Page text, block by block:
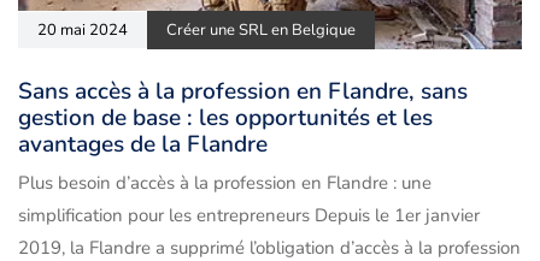
20 mai 2024 Créer une SRL en Belgique
Sans accès à la profession en Flandre, sans
gestion de base : les opportunités et les
avantages de la Flandre
Plus besoin d’accès à la profession en Flandre : une
simplification pour les entrepreneurs Depuis le 1er janvier
2019, la Flandre a supprimé l’obligation d’accès à la profession